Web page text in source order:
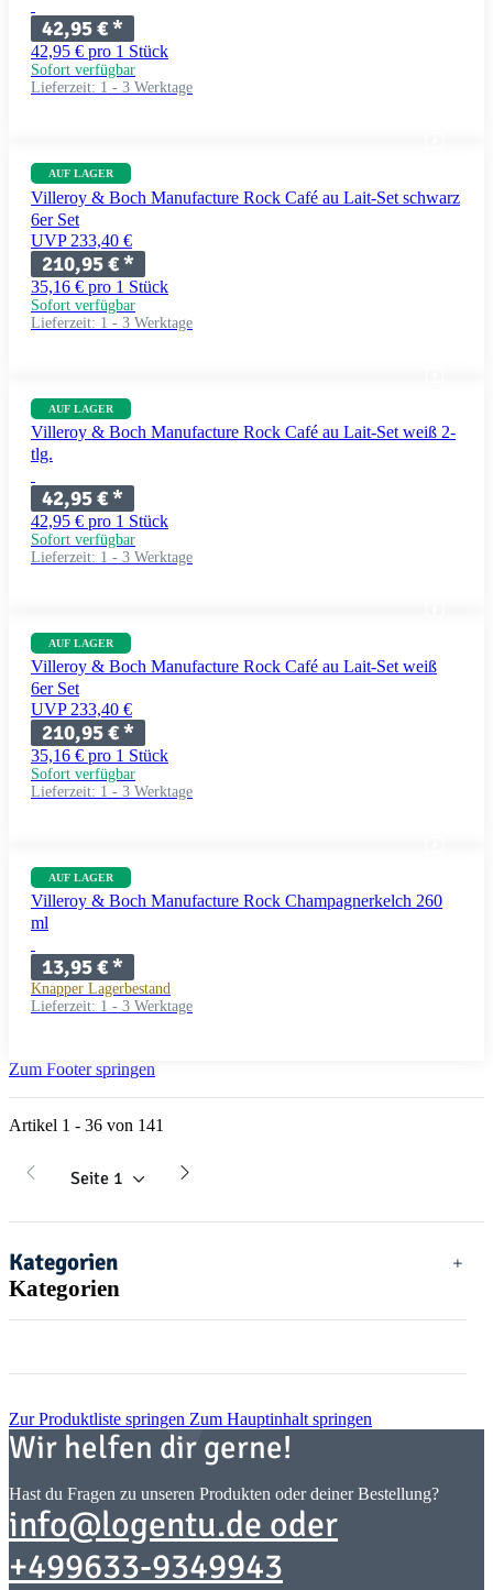
42,95 €*
42,95 € pro 1 Stück
Sofort verfügbar
Lieferzeit: 1 - 3 Werktage
AUF LAGER
Villeroy & Boch Manufacture Rock Café au Lait-Set schwarz
6er Set
UVP 233,40 €
210,95 €*
35,16 € pro 1 Stück
Sofort verfügbar
Lieferzeit: 1 - 3 Werktage
AUF LAGER
Villeroy & Boch Manufacture Rock Café au Lait-Set weiß 2-
tlg.
42,95 €*
42,95 € pro 1 Stück
Sofort verfügbar
Lieferzeit: 1 - 3 Werktage
AUF LAGER
Villeroy & Boch Manufacture Rock Café au Lait-Set weiß
6er Set
UVP 233,40 €
210,95 €*
35,16 € pro 1 Stück
Sofort verfügbar
Lieferzeit: 1 - 3 Werktage
AUF LAGER
Villeroy & Boch Manufacture Rock Champagnerkelch 260
ml
13,95 €*
Knapper Lagerbestand
Lieferzeit: 1 - 3 Werktage
Zum Footer springen
Artikel 1 - 36 von 141
Seite 1
Kategorien
Kategorien
Zur Produktliste springen Zum Hauptinhalt springen
Wir helfen dir gerne!
Hast du Fragen zu unseren Produkten oder deiner Bestellung?
info@logentu.de oder
+499633-9349943